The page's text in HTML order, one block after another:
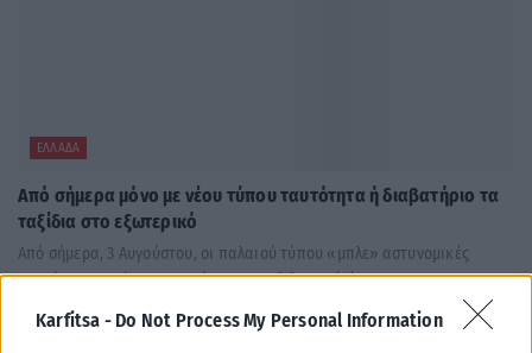
Karfitsa - Do Not Process My Personal Information
ΕΛΛΆΔΑ
Από σήμερα μόνο με νέου τύπου ταυτότητα ή διαβατήριο τα
ταξίδια στο εξωτερικό
Από σήμερα, 3 Αυγούστου, οι παλαιού τύπου «μπλε» αστυνομικές
ταυτότητες παύουν να ισχύουν ως ταξιδιωτικά έγγραφα για το
εξωτερικό, με...